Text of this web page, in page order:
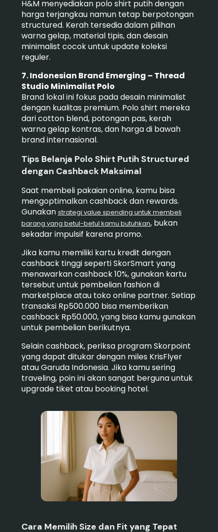
H&M menyediakan polo shirt putih dengan
harga terjangkau namun tetap berpotongan
structured. Kerah tersedia dalam pilihan
warna gelap, material tipis, dan desain
minimalist cocok untuk update koleksi
reguler.
7. Indonesian Brand Emerging – Thread
Studio Minimalist Polo
Brand lokal ini fokus pada desain minimalist
dengan kualitas premium. Polo shirt mereka
dari cotton blend, potongan pas, kerah
warna gelap kontras, dan harga di bawah
brand internasional.
Tips Belanja Polo Shirt Putih Structured
dengan Cashback Maksimal
Saat membeli pakaian online, kamu bisa
mengoptimalkan cashback dan rewards.
Gunakan strategi value spending untuk membeli
barang yang betul-betul kamu butuhkan, bukan
sekadar impulsif karena promo.
Jika kamu memiliki kartu kredit dengan
cashback tinggi seperti SkorSmart yang
menawarkan cashback 10%, gunakan kartu
tersebut untuk pembelian fashion di
marketplace atau toko online partner. Setiap
transaksi Rp500.000 bisa memberikan
cashback Rp50.000, yang bisa kamu gunakan
untuk pembelian berikutnya.
Selain cashback, periksa program Skorpoint
yang dapat ditukar dengan miles KrisFlyer
atau Garuda Indonesia. Jika kamu sering
traveling, poin ini akan sangat berguna untuk
upgrade tiket atau booking hotel.
Cara Memilih Size dan Fit yang Tepat